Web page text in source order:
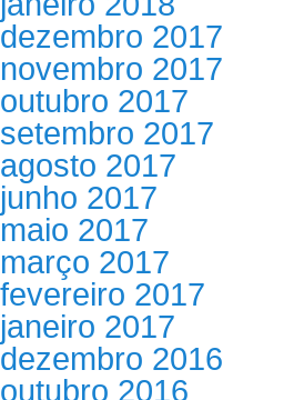
dezembro 2017
novembro 2017
outubro 2017
setembro 2017
agosto 2017
junho 2017
maio 2017
março 2017
fevereiro 2017
janeiro 2017
dezembro 2016
outubro 2016